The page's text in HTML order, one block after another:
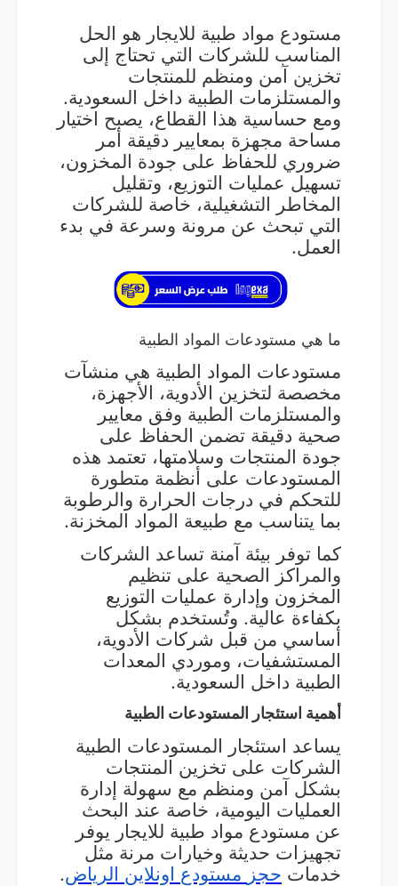
مستودع مواد طبية للايجار هو الحل
المناسب للشركات التي تحتاج إلى
تخزين آمن ومنظم للمنتجات
والمستلزمات الطبية داخل السعودية.
ومع حساسية هذا القطاع، يصبح اختيار
مساحة مجهزة بمعايير دقيقة أمر
ضروري للحفاظ على جودة المخزون،
تسهيل عمليات التوزيع، وتقليل
المخاطر التشغيلية، خاصة للشركات
التي تبحث عن مرونة وسرعة في بدء
العمل.
ما هي مستودعات المواد الطبية
مستودعات المواد الطبية هي منشآت
مخصصة لتخزين الأدوية، الأجهزة،
والمستلزمات الطبية وفق معايير
صحية دقيقة تضمن الحفاظ على
جودة المنتجات وسلامتها، تعتمد هذه
المستودعات على أنظمة متطورة
للتحكم في درجات الحرارة والرطوبة
بما يتناسب مع طبيعة المواد المخزنة.
كما توفر بيئة آمنة تساعد الشركات
والمراكز الصحية على تنظيم
المخزون وإدارة عمليات التوزيع
بكفاءة عالية. وتُستخدم بشكل
أساسي من قبل شركات الأدوية،
المستشفيات، وموردي المعدات
الطبية داخل السعودية.
أهمية استئجار المستودعات الطبية
يساعد استئجار المستودعات الطبية
الشركات على تخزين المنتجات
بشكل آمن ومنظم مع سهولة إدارة
العمليات اليومية، خاصة عند البحث
عن مستودع مواد طبية للايجار يوفر
تجهيزات حديثة وخيارات مرنة مثل
خدمات حجز مستودع اونلاين الرياض.